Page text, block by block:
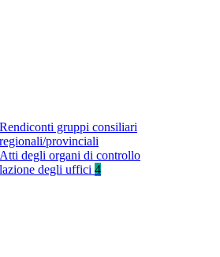
Rendiconti gruppi consiliari
regionali/provinciali
Atti degli organi di controllo
degli uffici 4